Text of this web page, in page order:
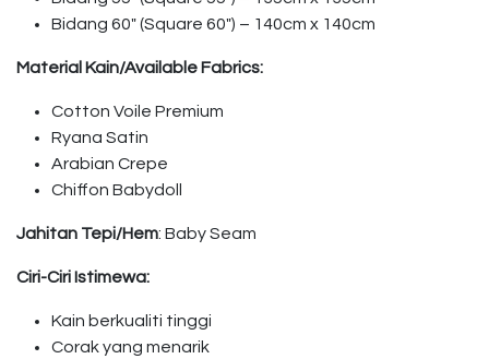
Bidang 60″ (Square 60″) – 140cm x 140cm
Material Kain/Available Fabrics:
Cotton Voile Premium
Ryana Satin
Arabian Crepe
Chiffon Babydoll
Jahitan Tepi/Hem: Baby Seam
Ciri-Ciri Istimewa:
Kain berkualiti tinggi
Corak yang menarik